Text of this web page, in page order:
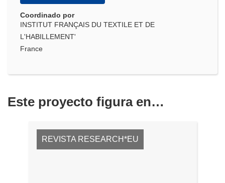
Coordinado por
INSTITUT FRANÇAIS DU TEXTILE ET DE
L'HABILLEMENT'
France
Este proyecto figura en…
REVISTA RESEARCH*EU